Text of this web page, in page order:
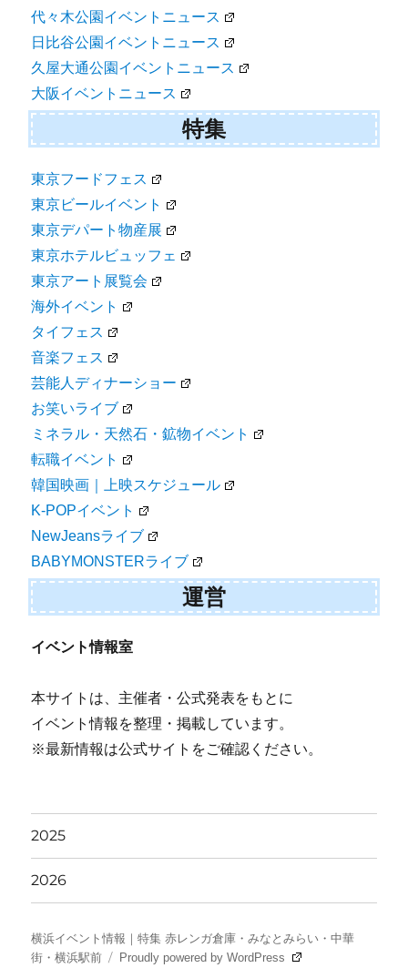
代々木公園イベントニュース
日比谷公園イベントニュース
久屋大通公園イベントニュース
大阪イベントニュース
特集
東京フードフェス
東京ビールイベント
東京デパート物産展
東京ホテルビュッフェ
東京アート展覧会
海外イベント
タイフェス
音楽フェス
芸能人ディナーショー
お笑いライブ
ミネラル・天然石・鉱物イベント
転職イベント
韓国映画｜上映スケジュール
K-POPイベント
NewJeansライブ
BABYMONSTERライブ
運営
イベント情報室
本サイトは、主催者・公式発表をもとに
イベント情報を整理・掲載しています。
※最新情報は公式サイトをご確認ください。
2025
2026
横浜イベント情報｜特集 赤レンガ倉庫・みなとみらい・中華
街・横浜駅前
Proudly powered by WordPress